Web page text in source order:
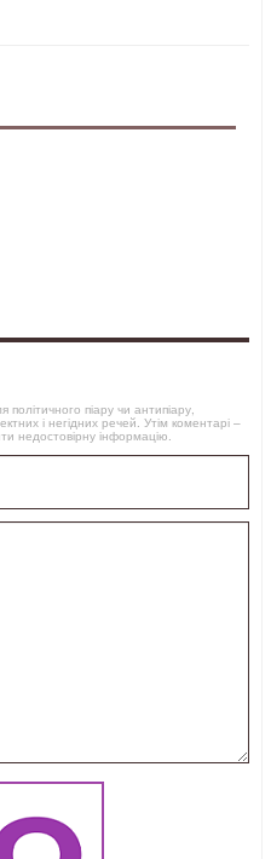
піару чи антипіару,
і негідних речей. Утім коментарі –
недостовірну інформацію.